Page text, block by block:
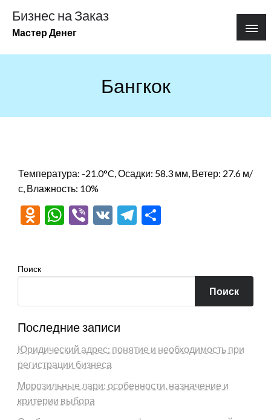
содержимому
Бизнес на Заказ
Мастер Денег
Бангкок
Температура: -21.0°C, Осадки: 58.3 мм, Ветер: 27.6 м/
с, Влажность: 10%
Odnoklassniki
WhatsApp
Viber
VK Telegram
Поиск
Поиск
Последние записи
Юридический адрес: понятие и необходимость при
регистрации бизнеса
Морозильные лари: особенности, назначение и
критерии выбора